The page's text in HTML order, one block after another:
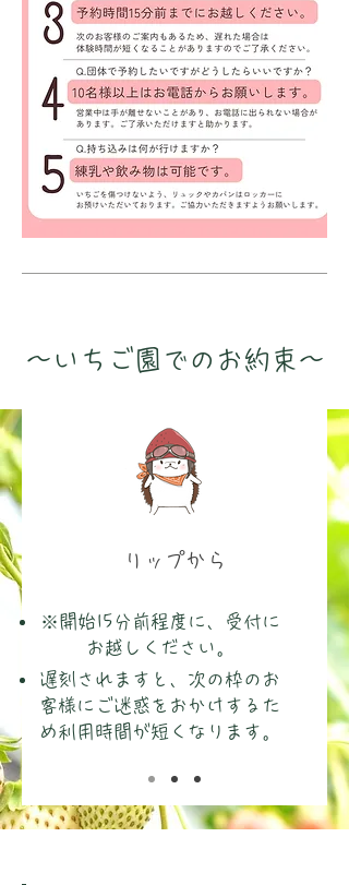
〜いちご園でのお約束〜
​リップから
※開始15分前程度に、受付に
お越しください。
​遅刻されますと、次の枠のお
客様にご迷惑をおかけするた
め利用時間が短くなります。